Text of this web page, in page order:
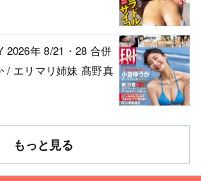
2026年 8/21・28 合併
/ エリマリ姉妹 髙野真
もっと見る